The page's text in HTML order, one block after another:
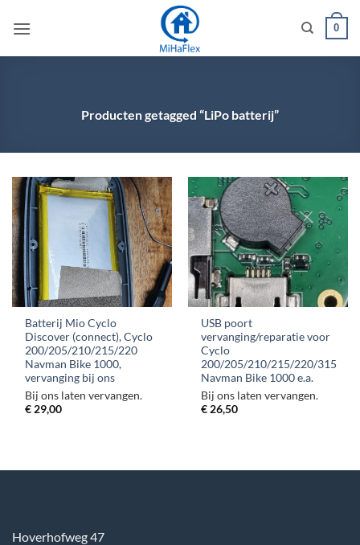
naar
0
Producten getagged “LiPo batterij”
Batterij Mio Cyclo
Discover (connect), Cyclo
200/205/210/215/220
Navman Bike 1000,
vervanging bij ons
Bij ons laten vervangen.
€ 29,00
USB poort
vervanging/reparatie voor
Cyclo
200/205/210/215/220/315
Navman Bike 1000 e.a.
Bij ons laten vervangen.
€ 26,50
Hoverhofweg 47